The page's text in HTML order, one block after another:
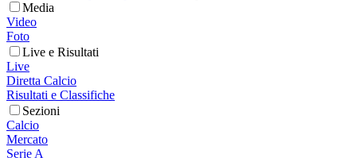
Media
Video
Foto
Live e Risultati
Live
Diretta Calcio
Risultati e Classifiche
Sezioni
Calcio
Mercato
Serie A